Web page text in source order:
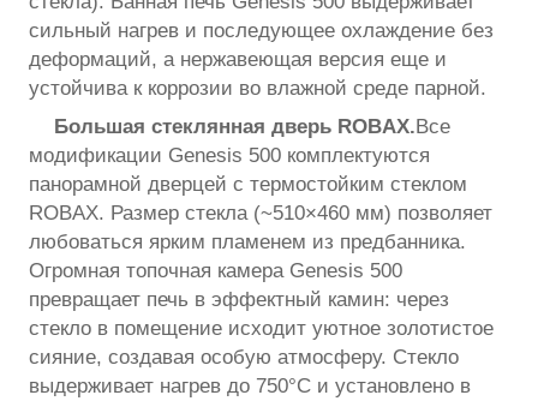
сильный нагрев и последующее охлаждение без
деформаций, а нержавеющая версия еще и
устойчива к коррозии во влажной среде парной.
Большая стеклянная дверь ROBAX.Все
модификации Genesis 500 комплектуются
панорамной дверцей с термостойким стеклом
ROBAX. Размер стекла (~510×460 мм) позволяет
любоваться ярким пламенем из предбанника.
Огромная топочная камера Genesis 500
превращает печь в эффектный камин: через
стекло в помещение исходит уютное золотистое
сияние, создавая особую атмосферу. Стекло
выдерживает нагрев до 750°C и установлено в